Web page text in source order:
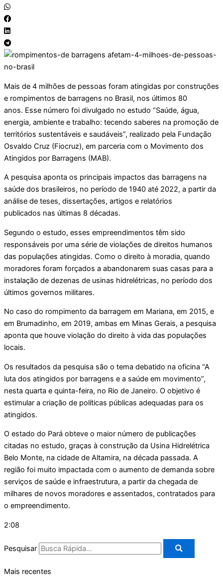
Mais de 4 milhões de pessoas foram atingidas por construções
e rompimentos de barragens no Brasil, nos últimos 80
anos. Esse número foi divulgado no estudo “Saúde, água,
energia, ambiente e trabalho: tecendo saberes na promoção de
territórios sustentáveis e saudáveis”, realizado pela Fundação
Osvaldo Cruz (Fiocruz), em parceria com o Movimento dos
Atingidos por Barragens (MAB).
A pesquisa aponta os principais impactos das barragens na
saúde dos brasileiros, no período de 1940 até 2022, a partir da
análise de teses, dissertações, artigos e relatórios
publicados nas últimas 8 décadas.
Segundo o estudo, esses empreendimentos têm sido
responsáveis por uma série de violações de direitos humanos
das populações atingidas. Como o direito à moradia, quando
moradores foram forçados a abandonarem suas casas para a
instalação de dezenas de usinas hidrelétricas, no período dos
últimos governos militares.
No caso do rompimento da barragem em Mariana, em 2015, e
em Brumadinho, em 2019, ambas em Minas Gerais, a pesquisa
aponta que houve violação do direito à vida das populações
locais.
Os resultados da pesquisa são o tema debatido na oficina “A
luta dos atingidos por barragens e a saúde em movimento”,
nesta quarta e quinta-feira, no Rio de Janeiro. O objetivo é
estimular a criação de políticas públicas adequadas para os
atingidos.
O estado do Pará obteve o maior número de publicações
citadas no estudo, graças à construção da Usina Hidrelétrica
Belo Monte, na cidade de Altamira, na década passada. A
região foi muito impactada com o aumento de demanda sobre
serviços de saúde e infraestrutura, a partir da chegada de
milhares de novos moradores e assentados, contratados para
o empreendimento.
2:08
Pesquisar
Mais recentes